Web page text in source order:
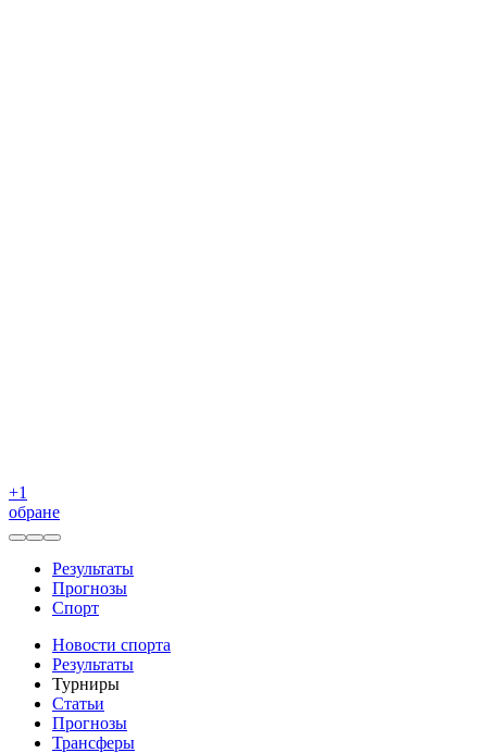
+1
обране
Результаты
Прогнозы
Спорт
Новости спорта
Результаты
Турниры
Статьи
Прогнозы
Трансферы